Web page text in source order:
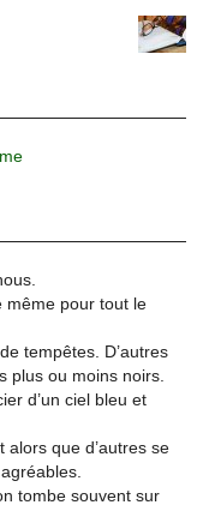
même pour tout le
tempêtes. D’autres
plus ou moins noirs.
d’un ciel bleu et
que d’autres se
tombe souvent sur